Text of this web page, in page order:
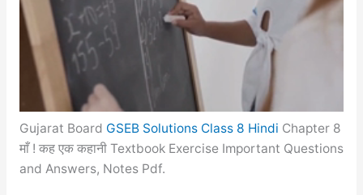
Gujarat Board GSEB Solutions Class 8 Hindi Chapter 8
माँ ! कह एक कहानी Textbook Exercise Important Questions
and Answers, Notes Pdf.